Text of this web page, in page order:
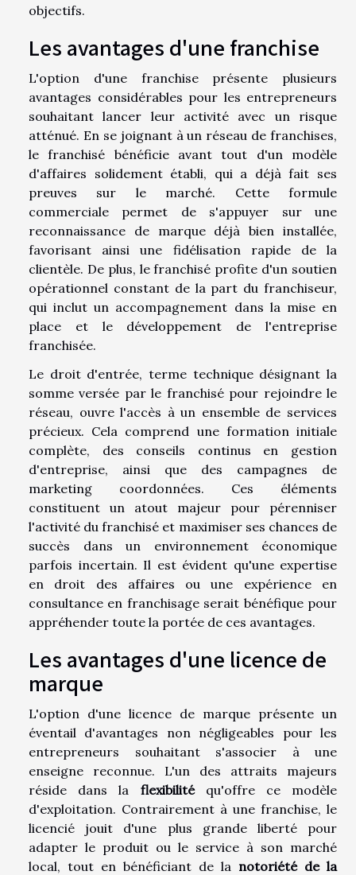
objectifs.
Les avantages d'une franchise
L'option d'une franchise présente plusieurs
avantages considérables pour les entrepreneurs
souhaitant lancer leur activité avec un risque
atténué. En se joignant à un réseau de franchises,
le franchisé bénéficie avant tout d'un modèle
d'affaires solidement établi, qui a déjà fait ses
preuves sur le marché. Cette formule
commerciale permet de s'appuyer sur une
reconnaissance de marque déjà bien installée,
favorisant ainsi une fidélisation rapide de la
clientèle. De plus, le franchisé profite d'un soutien
opérationnel constant de la part du franchiseur,
qui inclut un accompagnement dans la mise en
place et le développement de l'entreprise
franchisée.
Le droit d'entrée, terme technique désignant la
somme versée par le franchisé pour rejoindre le
réseau, ouvre l'accès à un ensemble de services
précieux. Cela comprend une formation initiale
complète, des conseils continus en gestion
d'entreprise, ainsi que des campagnes de
marketing coordonnées. Ces éléments
constituent un atout majeur pour pérenniser
l'activité du franchisé et maximiser ses chances de
succès dans un environnement économique
parfois incertain. Il est évident qu'une expertise
en droit des affaires ou une expérience en
consultance en franchisage serait bénéfique pour
appréhender toute la portée de ces avantages.
Les avantages d'une licence de
marque
L'option d'une licence de marque présente un
éventail d'avantages non négligeables pour les
entrepreneurs souhaitant s'associer à une
enseigne reconnue. L'un des attraits majeurs
réside dans la flexibilitéqu'offre ce modèle
d'exploitation. Contrairement à une franchise, le
licencié jouit d'une plus grande liberté pour
adapter le produit ou le service à son marché
local, tout en bénéficiant de la notoriété de la